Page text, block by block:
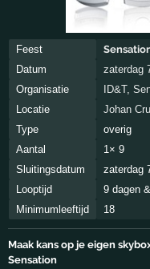
Feest
Datum
zaterdag
Organisatie
ID&T,
Locatie
Johan
Type
overig
Aantal
1× 9
Sluitingsdatum
zaterdag
Looptijd
9 dagen
Minimumleeftijd
18
Maak kans op je eigen
Sensation